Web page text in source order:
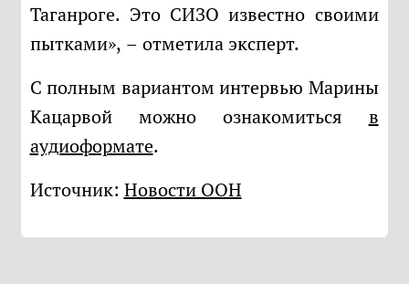
Таганроге. Это СИЗО известно своими
пытками», – отметила эксперт.
С полным вариантом интервью Марины
Кацарвой можно ознакомиться в
аудиоформате.
Источник: Новости ООН